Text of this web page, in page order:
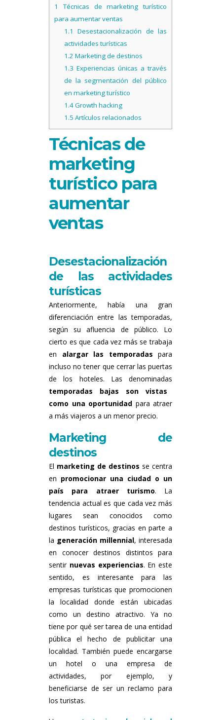
1
Técnicas de marketing turístico
para aumentar ventas
1.1
Desestacionalización de las
actividades turísticas
1.2 Marketing de destinos
1.3 Experiencias únicas a través
de la segmentación del público
en marketing turístico
1.4Growth hacking
1.5 Artículos relacionados
Técnicas de
marketing
turístico para
aumentar
ventas
Desestacionalización
de las actividades
turísticas
Anteriormente, había una gran
diferenciación entre las temporadas,
según su afluencia de público. Lo
cierto es que cada vez más se trabaja
en alargar las temporadas para
incluso no tener que cerrar las puertas
de los hoteles. Las denominadas
temporadas bajas son vistas
como una oportunidad para atraer
a más viajeros a un menor precio.
Marketing de
destinos
El marketing de destinos se centra
en promocionar una ciudad o un
país para atraer turismo. La
tendencia actual es que cada vez más
lugares sean conocidos como
destinos turísticos, gracias en parte a
la generación millennial, interesada
en conocer destinos distintos para
sentir nuevas experiencias. En este
sentido, es interesante para las
empresas turísticas que promocionen
la localidad donde están ubicadas
como un destino atractivo. Ya no
tiene por qué ser tarea de una entidad
pública el hecho de publicitar una
localidad. También puede encargarse
un hotel o una empresa de
actividades, por ejemplo, y
beneficiarse de ser un reclamo para
los turistas.